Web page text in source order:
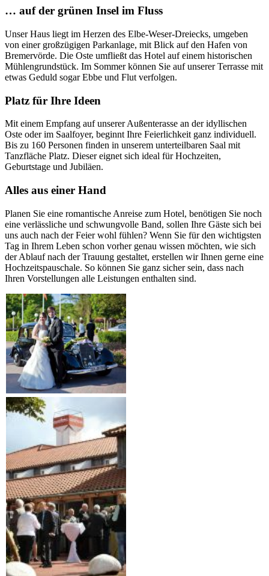
… auf der grünen Insel im Fluss
Unser Haus liegt im Herzen des Elbe-Weser-Dreiecks, umgeben
von einer großzügigen Parkanlage, mit Blick auf den Hafen von
Bremervörde. Die Oste umfließt das Hotel auf einem historischen
Mühlengrundstück. Im Sommer können Sie auf unserer Terrasse mit
etwas Geduld sogar Ebbe und Flut verfolgen.
Platz für Ihre Ideen
Mit einem Empfang auf unserer Außenterasse an der idyllischen
Oste oder im Saalfoyer, beginnt Ihre Feierlichkeit ganz individuell.
Bis zu 160 Personen finden in unserem unterteilbaren Saal mit
Tanzfläche Platz. Dieser eignet sich ideal für Hochzeiten,
Geburtstage und Jubiläen.
Alles aus einer Hand
Planen Sie eine romantische Anreise zum Hotel, benötigen Sie noch
eine verlässliche und schwungvolle Band, sollen Ihre Gäste sich bei
uns auch nach der Feier wohl fühlen? Wenn Sie für den wichtigsten
Tag in Ihrem Leben schon vorher genau wissen möchten, wie sich
der Ablauf nach der Trauung gestaltet, erstellen wir Ihnen gerne eine
Hochzeitspauschale. So können Sie ganz sicher sein, dass nach
Ihren Vorstellungen alle Leistungen enthalten sind.